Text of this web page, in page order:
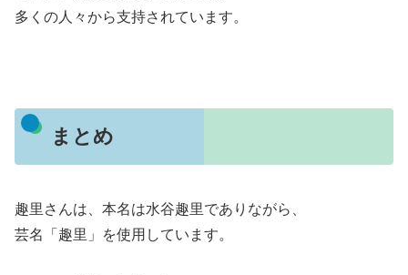
多くの人々から支持されています。
まとめ
趣里さんは、本名は水谷趣里でありながら、
芸名「趣里」を使用しています。